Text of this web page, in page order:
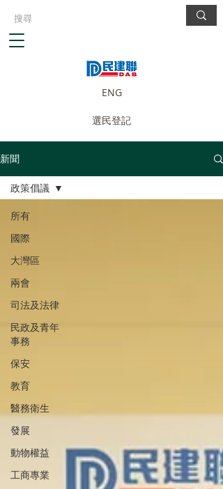
ENG
選民登記
新聞
所有
國際
大灣區
兩會
司法及法律
民政及青年
事務
保安
教育
醫務衛生
發展
動物權益
工商專業
政策倡議